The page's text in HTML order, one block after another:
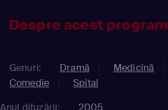
Despre acest program
Genuri: Dramă Medicină
Comedie
Spital
Anul difuzării:
2005